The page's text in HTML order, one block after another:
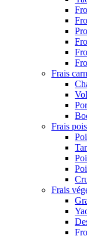
Frais
Frais
Frais